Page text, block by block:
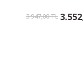
3.947,00 TL